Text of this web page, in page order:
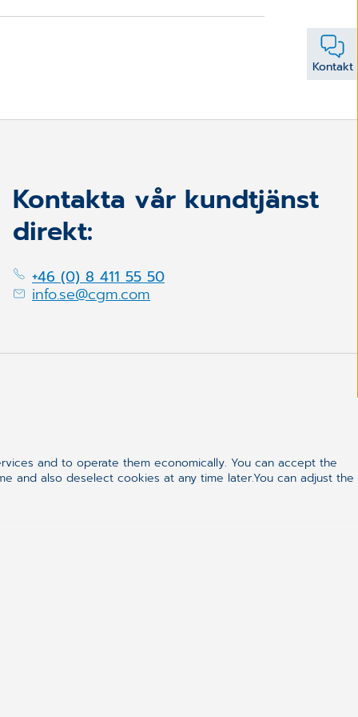
Kontakt
Kontakta vår kundtjänst
direkt:
+46 (0) 8 411 55 50
info.se@cgm.com
and to operate them economically. You can accept the
and also deselect cookies at any time later.You can adjust the